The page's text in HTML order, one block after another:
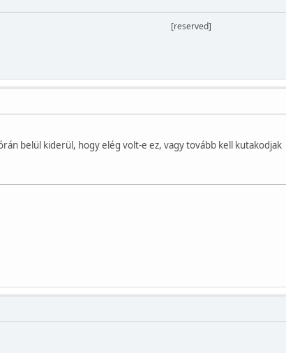
[reserved]
belül kiderül, hogy elég volt-e ez, vagy tovább kell kutakodjak